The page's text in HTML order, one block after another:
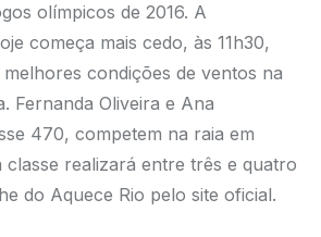
olímpicos de 2016. A
começa mais cedo, às 11h30,
condições de ventos na
Fernanda Oliveira e Ana
470, competem na raia em
classe realizará entre três e quatro
do Aquece Rio pelo site oficial.